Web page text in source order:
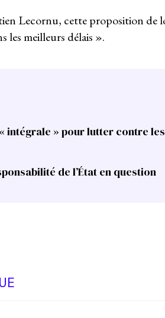
Lecornu, cette proposition de
les meilleurs délais ».
intégrale » pour lutter contre
de l’État en question